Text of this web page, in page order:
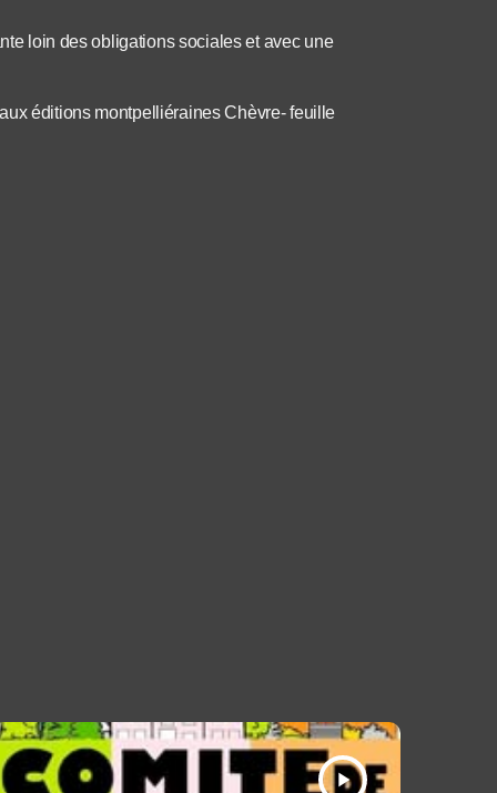
loin des obligations sociales et avec une
éditions montpelliéraines Chèvre- feuille
play_arrow